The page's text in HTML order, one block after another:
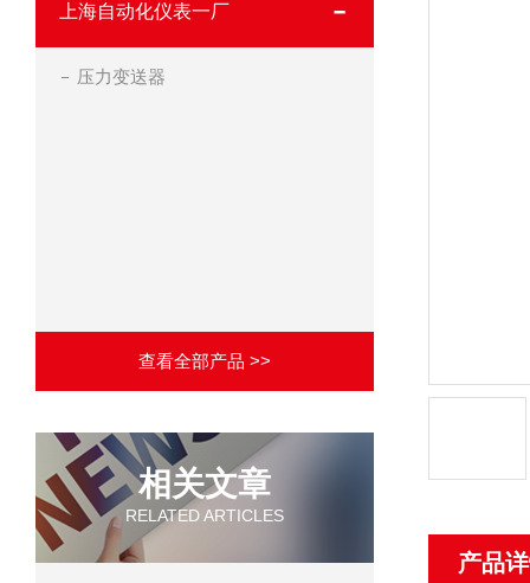
上海自动化仪表一厂
压力变送器
查看全部产品 >>
相关文章
RELATED ARTICLES
产品